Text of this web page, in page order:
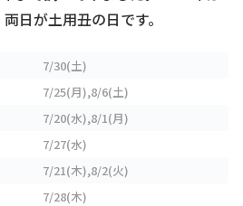
日が土用丑の日です。
7/30(土)
7/25(月),8/6(土)
7/20(水),8/1(月)
7/27(水)
7/21(木),8/2(火)
7/28(木)